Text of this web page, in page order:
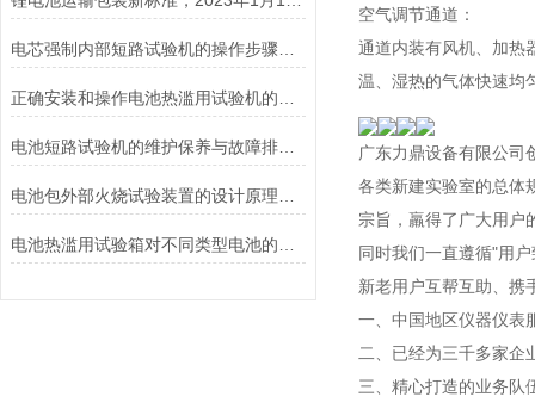
电池短路试验机的维护保养与故障排除技巧分享
空气调节通道：
通道内装有风机、加热
温、湿热的气体快速均
广东力鼎设备有限公司
各类新建实验室的总体
宗旨，羸得了广大用户
同时我们一直遵循"用
新老用户互帮互助、携
一、中国地区仪器仪表
二、已经为三千多家企
三、精心打造的业务队